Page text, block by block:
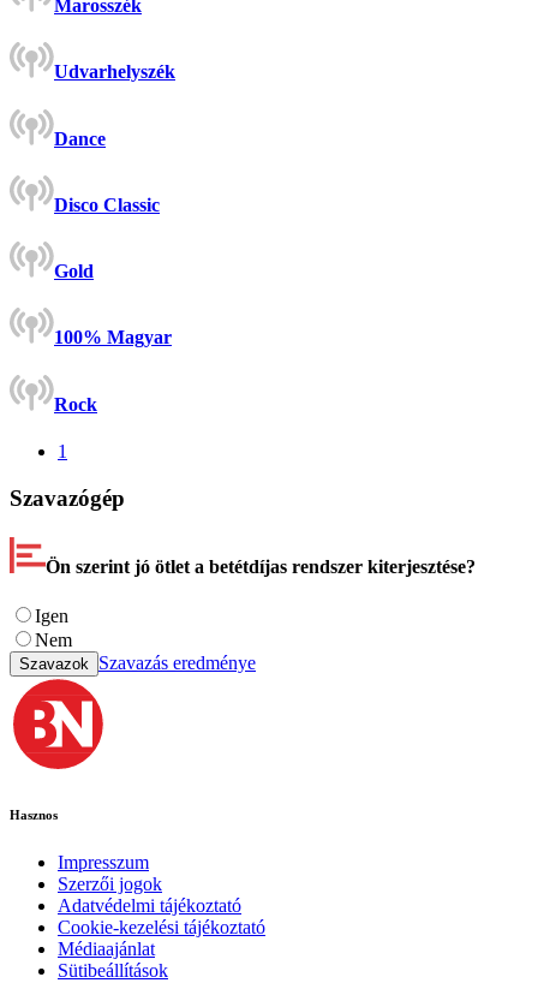
Marosszék
Udvarhelyszék
Dance
Disco Classic
Gold
100% Magyar
Rock
1
Szavazógép
Ön szerint jó ötlet a betétdíjas rendszer kiterjesztése?
Igen
Nem
Szavazok Szavazás eredménye
Hasznos
Impresszum
Szerzői jogok
Adatvédelmi tájékoztató
Cookie-kezelési tájékoztató
Médiaajánlat
Sütibeállítások